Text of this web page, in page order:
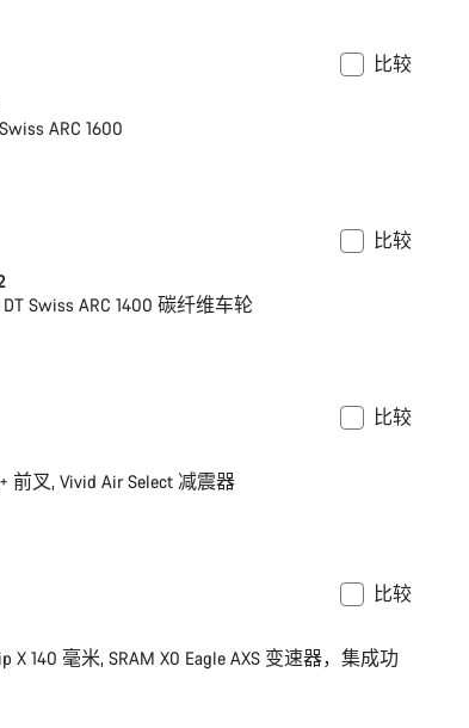
比较
ARC 1600
比较
DT Swiss ARC 1400 碳纤维车轮
比较
前叉, Vivid Air Select 减震器
比较
X 140 毫米, SRAM X0 Eagle AXS 变速器，集成功